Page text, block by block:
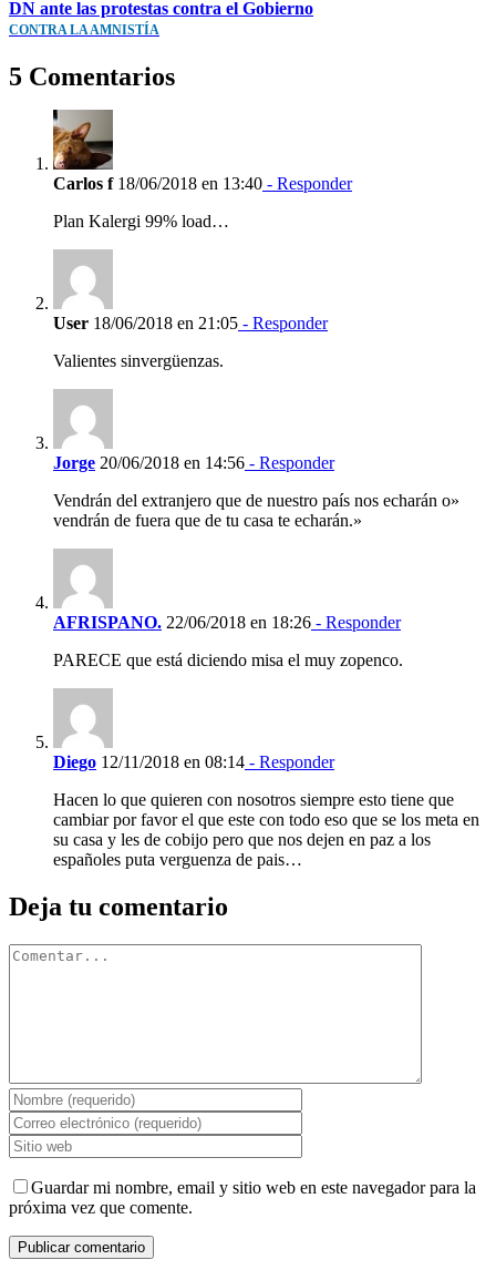
DN ante las protestas contra el Gobierno
CONTRA LA AMNISTÍA
5 Comentarios
Carlos f18/06/2018 en 13:40 - Responder
Plan Kalergi 99% load…
User 18/06/2018 en 21:05 - Responder
Valientes sinvergüenzas.
Jorge 20/06/2018 en 14:56 - Responder
Vendrán del extranjero que de nuestro país nos echarán o»
vendrán de fuera que de tu casa te echarán.»
AFRISPANO. 22/06/2018 en 18:26 - Responder
PARECE que está diciendo misa el muy zopenco.
Diego 12/11/2018 en 08:14 - Responder
Hacen lo que quieren con nosotros siempre esto tiene que
cambiar por favor el que este con todo eso que se los meta en
su casa y les de cobijo pero que nos dejen en paz a los
españoles puta verguenza de pais…
Deja tu comentario
Comentar
Guardar mi nombre, email y sitio web en este navegador para la
próxima vez que comente.